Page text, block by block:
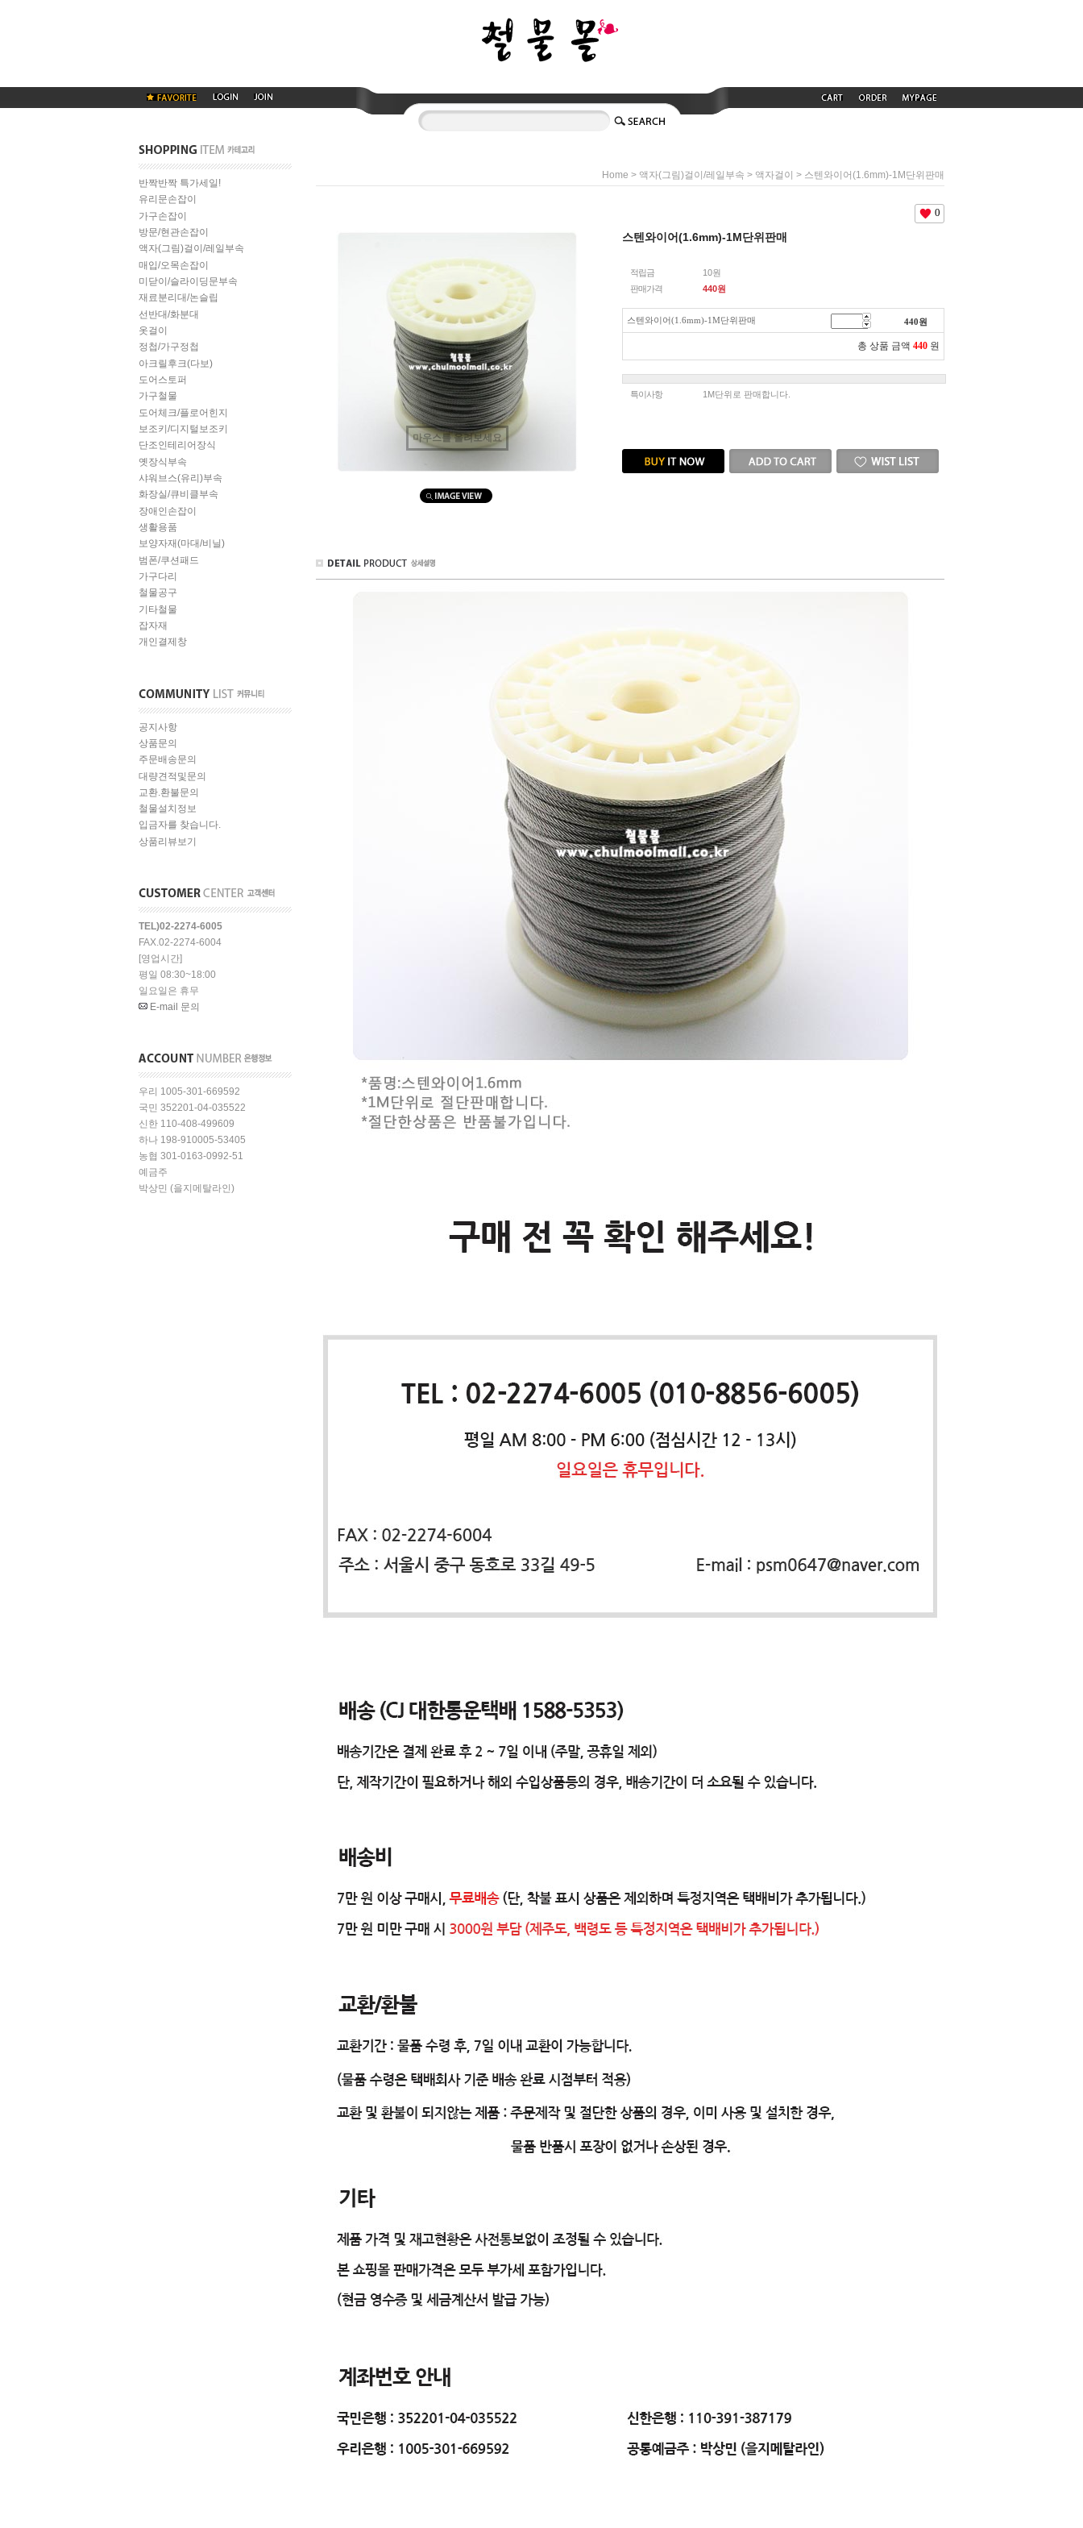
반짝반짝 특가세일!
유리문손잡이
가구손잡이
방문/현관손잡이
액자(그림)걸이/레일부속
매입/오목손잡이
미닫이/슬라이딩문부속
재료분리대/논슬립
선반대/화분대
옷걸이
정첩/가구정첩
아크릴후크(다보)
도어스토퍼
가구철물
도어체크/플로어힌지
보조키/디지털보조키
단조인테리어장식
옛장식부속
샤워브스(유리)부속
화장실/큐비클부속
장애인손잡이
생활용품
보양자재(마대/비닐)
범폰/쿠션패드
가구다리
철물공구
기타철물
잡자재
개인결제창
공지사항
상품문의
주문배송문의
대량견적및문의
교환.환불문의
철물설치정보
입금자를 찾습니다.
상품리뷰보기
TEL)02-2274-6005
FAX.02-2274-6004
[영업시간]
평일 08:30~18:00
일요일은 휴무
E-mail 문의
우리 1005-301-669592
국민 352201-04-035522
신한 110-408-499609
하나 198-910005-53405
농협 301-0163-0992-51
예금주
박상민 (을지메탈라인)
Home > 액자(그림)걸이/레일부속 > 액자걸이 > 스텐와이어(1.6mm)-1M단위판매
마우스를 올려보세요
0
스텐와이어(1.6mm)-1M단위판매
적립금
10원
판매가격
440원
스텐와이어(1.6mm)-1M단위판매 440원
총 상품 금액 440 원
특이사항 1M단위로 판매합니다.